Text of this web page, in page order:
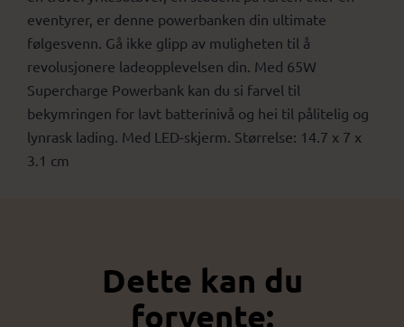
eventyrer, er denne powerbanken din ultimate
følgesvenn. Gå ikke glipp av muligheten til å
revolusjonere ladeopplevelsen din. Med 65W
Supercharge Powerbank kan du si farvel til
bekymringen for lavt batterinivå og hei til pålitelig og
lynrask lading. Med LED-skjerm. Størrelse: 14.7 x 7 x
3.1 cm
Dette kan du
forvente: